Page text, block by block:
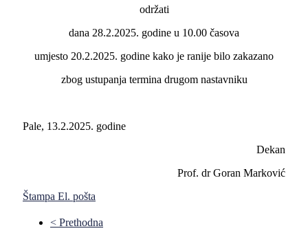
održati
dana 28.2.2025. godine u 10.00 časova
umjesto 20.2.2025. godine kako je ranije bilo zakazano
zbog ustupanja termina drugom nastavniku
Pale, 13.2.2025. godine
Dekan
Prof. dr Goran Marković
Štampa El. pošta
< Prethodna